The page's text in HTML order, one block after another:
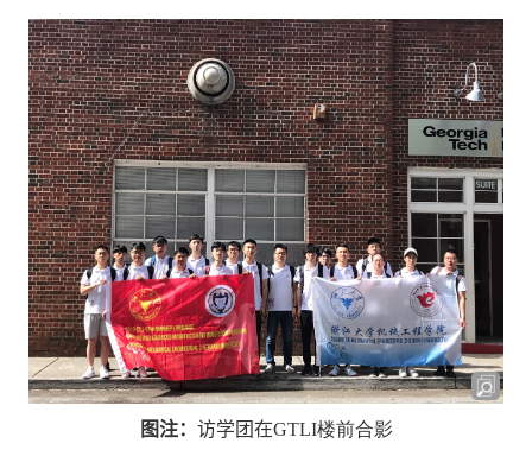
图注： 访学团在GTLI楼前合影